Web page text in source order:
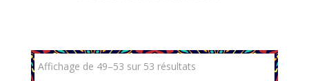
Affichage de 49–53 sur 53 résultats